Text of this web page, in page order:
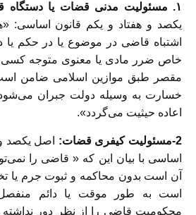
۱. مسئولیت مدنی قضات یا دستگاه قضایی:
یکصد و هفتاد و یکم قانون اساسی:
اشتباه قاضی در موضوع یا در حکم
خاص ضرر مادی یا معنوی متوجه کسی
مقصر طبق موازین اسلامی ضامن
خسارت به وسیله دولت جبران
اعاده حیثیت می‌گردد».
2-مسئولیت کیفری قضات:
اصل یکصد
اساسی با بیان این که « قاضی را
آن است بدون محاکمه و ثبوت جرم یا
است به طور موقت یا دائم
محکومیت قاضی را از نظر دور